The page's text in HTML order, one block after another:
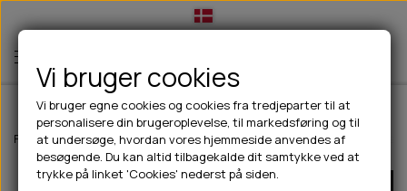
TIL HUND
💧FODER- VANDSKÅLE
TIL HUNDEEJER
Forside Til hunde Godbidder & Snacks Bløde godbidder/snacks
Vi bruger cookies
Vi bruger egne cookies og cookies fra tredjeparter til at
personalisere din brugeroplevelse, til markedsføring og til
at undersøge, hvordan vores hjemmeside anvendes af
besøgende. Du kan altid tilbagekalde dit samtykke ved at
trykke på linket 'Cookies' nederst på siden.